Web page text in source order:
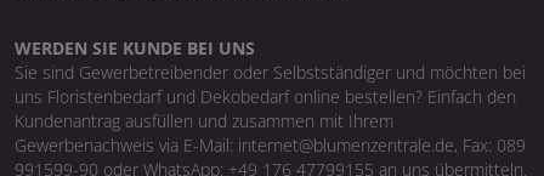
WERDEN SIE KUNDE BEI UNS
Sie sind Gewerbetreibender oder Selbstständiger und möchten bei
uns Floristenbedarf und Dekobedarf online bestellen? Einfach den
Kundenantrag ausfüllen und zusammen mit Ihrem
Gewerbenachweis via E-Mail: internet@blumenzentrale.de, Fax: 089
991599-90 oder WhatsApp: +49 176 47799155 an uns übermitteln.